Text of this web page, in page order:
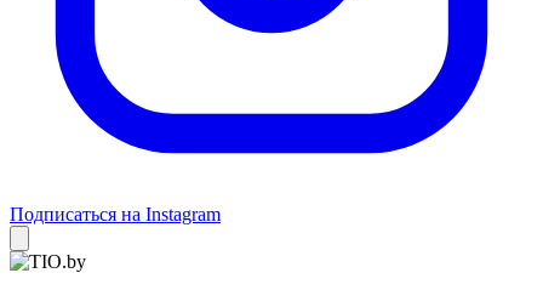
Подписаться на Instagram